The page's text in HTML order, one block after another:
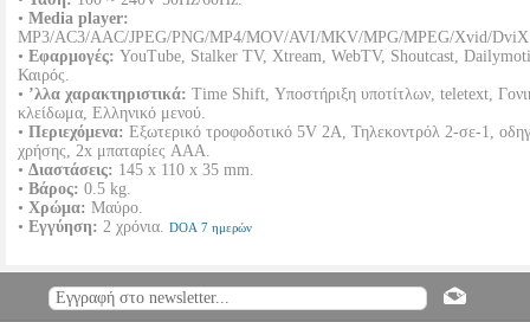
• Media player:
MP3/AC3/AAC/JPEG/PNG/MP4/MOV/AVI/MKV/MPG/MPEG/Xvid/
• Εφαρμογές: YouTube, Stalker TV, Xtream, WebTV, Shoutcast,
Καιρός.
• ’λλα χαρακτηριστικά: Τime Shift, Υποστήριξη υποτίτλων, teletext,
κλείδωμα, Ελληνικό μενού.
• Περιεχόμενα: Εξωτερικό τροφοδοτικό 5V 2Α, Τηλεκοντρόλ 2-σε-1,
χρήσης, 2x μπαταρίες AAA.
• Διαστάσεις: 145 x 110 x 35 mm.
• Βάρος: 0.5 kg.
• Χρώμα: Μαύρο.
• Εγγύηση: 2 χρόνια. DOA 7 ημερών
ΚΑΛΩΔΙΑΚΟΣ ΑΠΟΚΩΔΙΚΟΠΟΙΗΤΗΣ
PER.603429